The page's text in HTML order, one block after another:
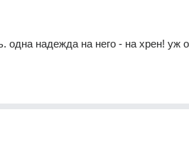
одна надежда на него - на хрен! уж